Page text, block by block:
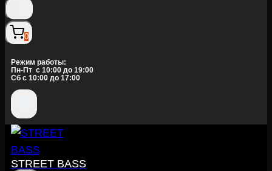
0
Режим работы:
Пн-Пт c 10:00 до 19:00
Сб с 10:00 до 17:00
STREET BASS